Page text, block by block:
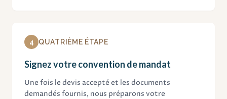
4 QUATRIÈME ÉTAPE
Signez votre convention de mandat
Une fois le devis accepté et les documents
demandés fournis, nous préparons votre